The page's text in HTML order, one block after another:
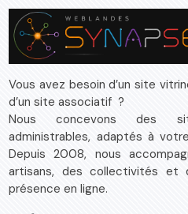
Vous avez besoin d’un site
d’un site associatif ?
Nous concevons des
administrables, adaptés à
Depuis 2008, nous
artisans, des collectivités et
présence en ligne.